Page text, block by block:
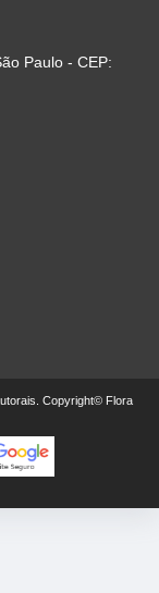
Paulo - CEP:
Copyright© Flora